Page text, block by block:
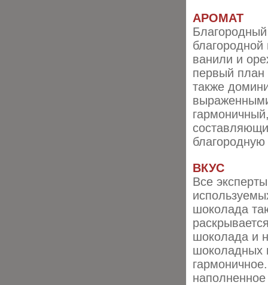
АРОМАТ
благородной
ванили и
первый план
также
ВКУС
Все
шоколада
шоколада и
шоколадных